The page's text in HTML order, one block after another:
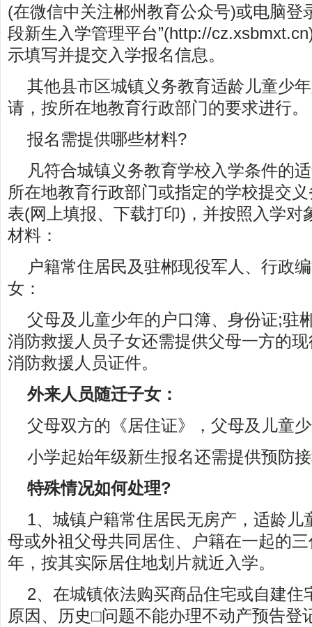
(在微信中关注郴州教育公众号)或电脑登
段新生入学管理平台”(http://
示填写并提交入学报名信息。
其他县市区城镇义务教育适龄儿童少
请，按所在地教育行政部门的要求进行。
报名需提供哪些材料?
凡符合城镇义务教育学校入学条件的
所在地教育行政部门或指定的学校提交
表(网上填报、下载打印)，并按照入学对
材料：
户籍常住居民及驻郴现役军人、行政
女：
父母及儿童少年的户口簿、身份证;驻
消防救援人员子女还需提供父母一方的
消防救援人员证件。
外来人员随迁子女：
父母双方的《居住证》，父母及儿童
小学起始年级新生报名还需提供预防
特殊情况如何处理?
1、城镇户籍常住居民无房产，适龄儿
母或外祖父母共同居住、户籍在一起的
年，按其实际居住地划片就近入学。
2、在城镇依法购买商品住宅或自建住
原因、历史□问题不能办理不动产预告登